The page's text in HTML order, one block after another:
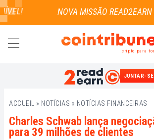
cripto para
JUNTAR-SE
ACCUEIL » NOTÍCIAS » NOTÍCIAS FINANCEIRAS
Charles Schwab lança
para 39 milhões de clientes